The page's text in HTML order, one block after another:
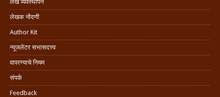
लेख व्यवस्थापन
लेखक नोंदणी
Author Kit
न्यूजलेटर सभासदत्त्व
वापरण्याचे नियम
संपर्क
Feedback